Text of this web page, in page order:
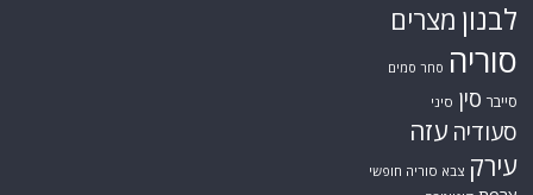
אתר Nziv.net מכבד את זכויות היוצרים ועושה מאמצים לאיתור בעלי הזכויות
ביצירות הכלולות בכתבות. אם זיהית יצירה שאתה בעל הזכויות בה ואתה מעוניין
להסירה מהכתבה, אנא פנה אלינו
תגיות